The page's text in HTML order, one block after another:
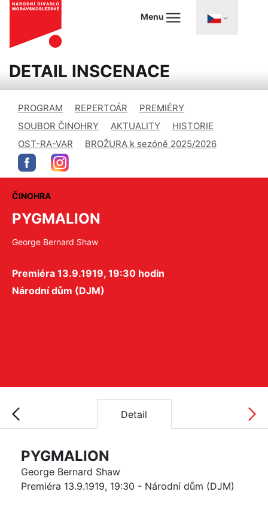
Menu
DETAIL INSCENACE
PROGRAM REPERTOÁR
PREMIÉRY
SOUBOR ČINOHRY
AKTUALITY
HISTORIE
OST-RA-VAR
BROŽURA k sezóně 2025/2026
ČINOHRA
PYGMALION
George Bernard Shaw
Premiéra 13.9.1919, 19:30 hodin
Národní dům (DJM)
Detail
PYGMALION
George Bernard Shaw
Premiéra 13.9.1919, 19:30 - Národní dům (DJM)